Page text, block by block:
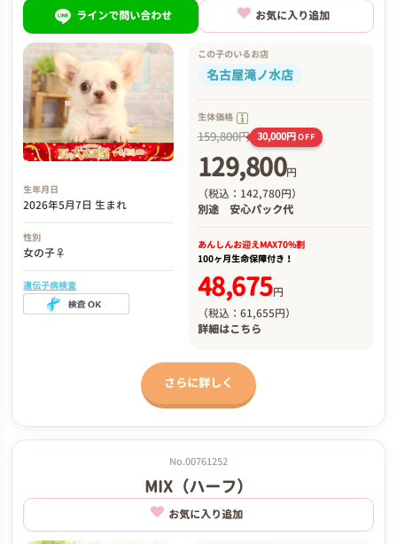
ラインで問い合わせ お気に入り追加
生年月日
2026年5月7日 生まれ
性別
女の子♀
遺伝子病検査
この子のいるお店
名古屋滝ノ水店
生体価格
159,800円 30,000円OFF
129,800円
（税込：142,780円）
別途 安心パック代
あんしんお迎えMAX70%割
100ヶ月生命保障付き！
48,675円
（税込：61,655円）
詳細はこちら
さらに詳しく
No.00761252
MIX（ハーフ）
お気に入り追加